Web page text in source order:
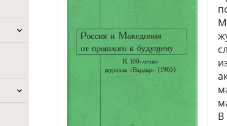
В